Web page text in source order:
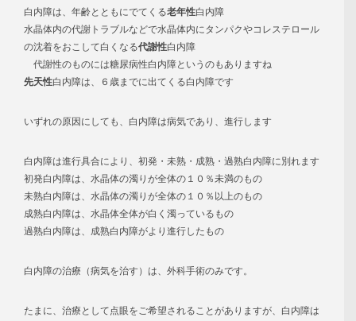
白内障は、年齢とともにでてくる老年性白内障
水晶体内の代謝トラブルなどで水晶体内にタンパクやコレステロール
の沈着をおこして白くなる代謝性白内障
代謝性のものには糖尿病性白内障というのもありますね
先天性白内障は、６歳までに出てくる白内障です
いずれの原因にしても、 白内障は病気であり、進行します
白内障は進行具合により、初発・未熟・成熟・過熟白内障に別れます
初発白内障は、水晶体の濁りが全体の１０％未満のもの
未熟白内障は、水晶体の濁りが全体の１０％以上のもの
成熟白内障は、 水晶体全体が白く濁っている もの
過熟白内障は、成熟白内障がより進行したもの
白内障の治療（病気を治す）は、外科手術のみです。
たまに、治療として点眼をご希望されることがありますが、 白内障は